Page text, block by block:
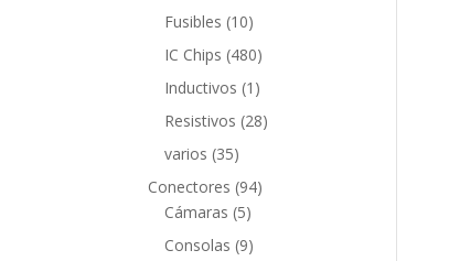
Fusibles 1010
productos
IC Chips 480480
productos
Inductivos 1 1
producto
Resistivos 2828
varios 3535
productos
Conectores 9494
Cámaras 55
productos
Consolas 99